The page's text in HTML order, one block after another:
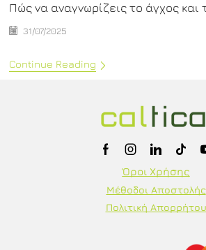
Πώς να αναγνωρίζεις το άγχος και
31/07/2025
Continue Reading
Όροι Χρήσης
Μέθοδοι Αποστολής
Πολιτική Απορρήτου